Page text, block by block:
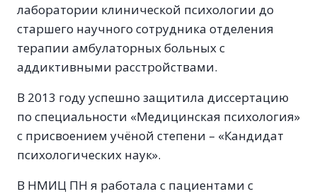
лаборатории клинической психологии до
старшего научного сотрудника отделения
терапии амбулаторных больных с
аддиктивными расстройствами.
В 2013 году успешно защитила диссертацию
по специальности «Медицинская психология»
с присвоением учёной степени – «Кандидат
психологических наук».
В НМИЦ ПН я работала с пациентами с